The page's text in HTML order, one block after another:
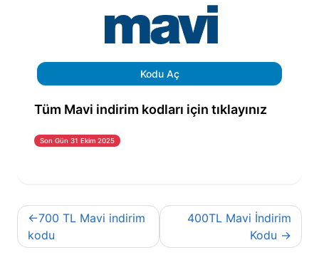
Kodu Aç
Tüm Mavi indirim kodları için tıklayınız
Son Gün 31 Ekim 2025
Yazı
gezinmesi
700 TL Mavi indirim
kodu
400TL Mavi İndirim
Kodu